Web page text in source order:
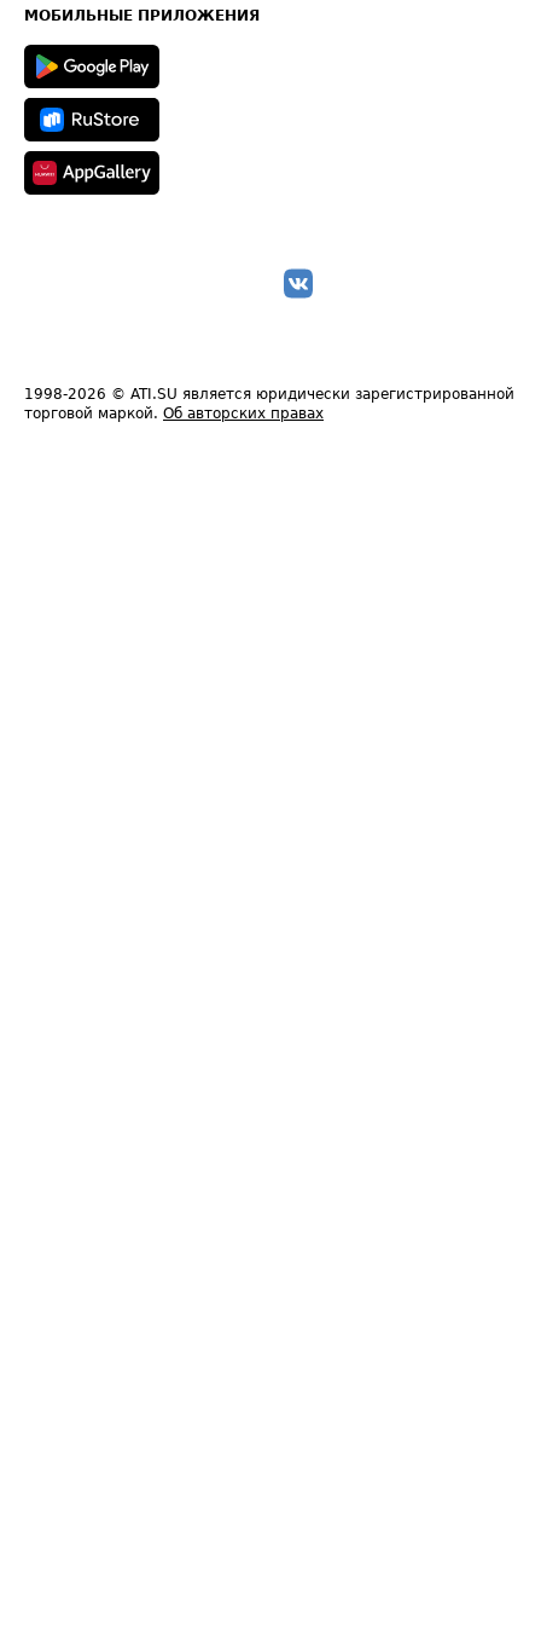
Техническая информация
МОБИЛЬНЫЕ ПРИЛОЖЕНИЯ
1998-2026 © ATI.SU является юридически зарегистрированной
торговой маркой. Об авторских правах